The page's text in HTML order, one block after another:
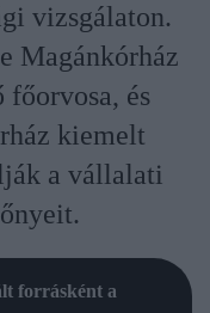
vizsgálaton.
Magánkórház
főorvosa, és
kiemelt
a vállalati
forrásként a